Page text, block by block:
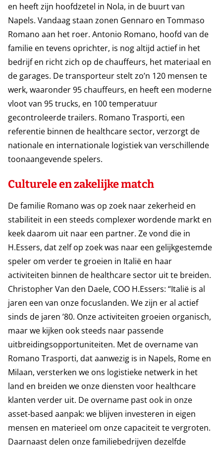
en heeft zijn hoofdzetel in Nola, in de buurt van
Napels. Vandaag staan zonen Gennaro en Tommaso
Romano aan het roer. Antonio Romano, hoofd van de
familie en tevens oprichter, is nog altijd actief in het
bedrijf en richt zich op de chauffeurs, het materiaal en
de garages. De transporteur stelt zo’n 120 mensen te
werk, waaronder 95 chauffeurs, en heeft een moderne
vloot van 95 trucks, en 100 temperatuur
gecontroleerde trailers. Romano Trasporti, een
referentie binnen de healthcare sector, verzorgt de
nationale en internationale logistiek van verschillende
toonaangevende spelers.
Culturele en zakelijke match
De familie Romano was op zoek naar zekerheid en
stabiliteit in een steeds complexer wordende markt en
keek daarom uit naar een partner. Ze vond die in
H.Essers, dat zelf op zoek was naar een gelijkgestemde
speler om verder te groeien in Italië en haar
activiteiten binnen de healthcare sector uit te breiden.
Christopher Van den Daele, COO H.Essers: “Italië is al
jaren een van onze focuslanden. We zijn er al actief
sinds de jaren ’80. Onze activiteiten groeien organisch,
maar we kijken ook steeds naar passende
uitbreidingsopportuniteiten. Met de overname van
Romano Trasporti, dat aanwezig is in Napels, Rome en
Milaan, versterken we ons logistieke netwerk in het
land en breiden we onze diensten voor healthcare
klanten verder uit. De overname past ook in onze
asset-based aanpak: we blijven investeren in eigen
mensen en materieel om onze capaciteit te vergroten.
Daarnaast delen onze familiebedrijven dezelfde